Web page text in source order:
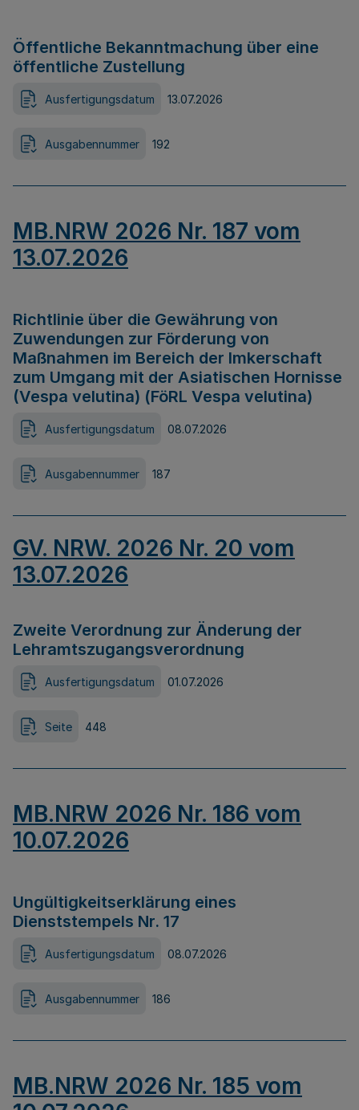
Öffentliche Bekanntmachung über eine
öffentliche Zustellung
Ausfertigungsdatum 13.07.2026
Ausgabennummer 192
MB.NRW 2026 Nr. 187 vom
13.07.2026
Richtlinie über die Gewährung von
Zuwendungen zur Förderung von
Maßnahmen im Bereich der Imkerschaft
zum Umgang mit der Asiatischen Hornisse
(Vespa velutina) (FöRL Vespa velutina)
Ausfertigungsdatum 08.07.2026
Ausgabennummer 187
GV. NRW. 2026 Nr. 20 vom
13.07.2026
Zweite Verordnung zur Änderung der
Lehramtszugangsverordnung
Ausfertigungsdatum 01.07.2026
Seite 448
MB.NRW 2026 Nr. 186 vom
10.07.2026
Ungültigkeitserklärung eines
Dienststempels Nr. 17
Ausfertigungsdatum 08.07.2026
Ausgabennummer 186
MB.NRW 2026 Nr. 185 vom